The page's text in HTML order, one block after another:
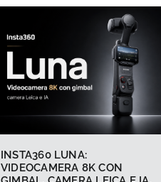
INSTA360 LUNA:
VIDEOCAMERA 8K CON